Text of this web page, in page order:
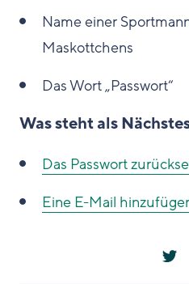
Name einer
Maskottchens
Das Wort „Passwort“
Was steht als
Das Passwort
Eine E-Mail